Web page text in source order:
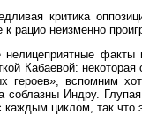
критика
рацио неизменно
Кабаевой:
героев», вспомним
соблазны Индру.
циклом, так что